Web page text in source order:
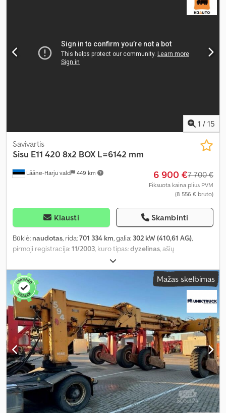
1 / 15
Lääne-Harju vald 449 km
Savivartis
Sisu E11 420 8x2 BOX L=6142 mm
6 900 €7 700 €
Fiksuota kaina plius PVM
(8 556 € bruto)
Klausti Skambinti
Būklė: naudotas, rida:701 334 km, galia: 302 kW (410,61 AG),
pirmoji registracija:11/2003, kuro tipas:dyzelinas, ašių
4 750 mm
tipas:mechaninis, emisijos klasė:Euro 3, pakaba:plienas, bendras
ilgis:8 980 mm
, krovimo vietos ilgis:
6 140 mm
, krovinių skyriaus plotis:
, krovos erdvės
aukštis:1 090 mm, Gamybos metai:2003
diferencialo
užraktas, elektrinis langų reguliavimas, elektriškai
reguliuojamas veidrodis, kruizo kontrolė, oro kondicionavimas,
sėdynės šildytuvas,
Mažas skelbimas